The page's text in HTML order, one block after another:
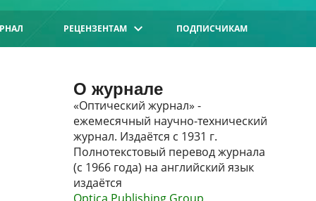
РЕЦЕНЗЕНТАМ ПОДПИСЧИКАМ
О журнале
«Оптический журнал» -
ежемесячный научно-технический
журнал. Издаётся с 1931 г.
Полнотекстовый перевод журнала
(с 1966 года) на английский язык
издаётся